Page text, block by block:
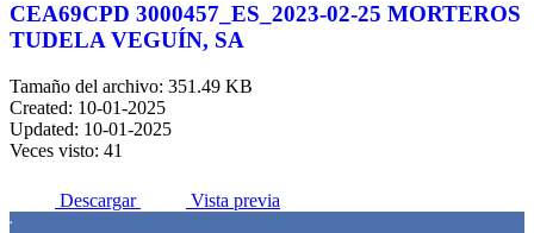
CEA69CPD 3000457_ES_2023-02-25 MORTEROS
TUDELA VEGUÍN, SA
Tamaño del archivo: 351.49 KB
Created: 10-01-2025
Updated: 10-01-2025
Veces visto: 41
Descargar Vista previa